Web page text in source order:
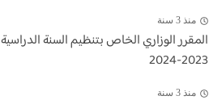
منذ 3 سنة
المقرر الوزاري الخاص بتنظيم السنة الدراسية
2023-2024
منذ 3 سنة